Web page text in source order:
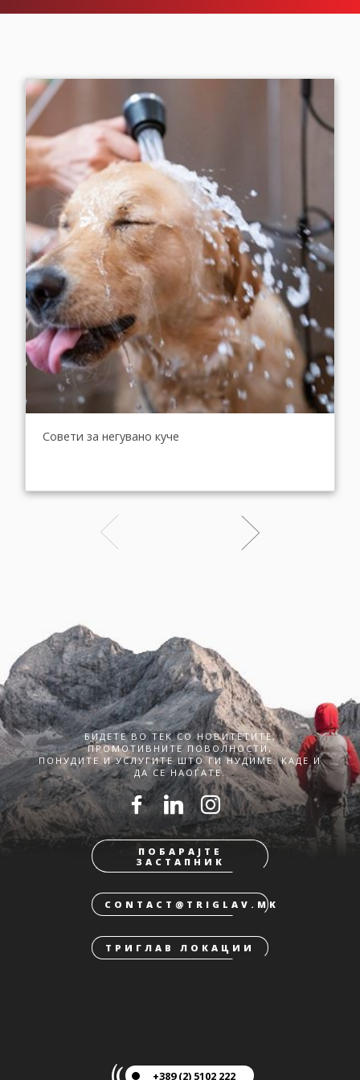
Совети за негувано куче
БИДЕТЕ ВО ТЕК СО НОВИТЕТИТЕ,
ПРОМОТИВНИТЕ ПОВОЛНОСТИ,
ПОНУДИТЕ И УСЛУГИТЕ ШТО ГИ НУДИМЕ. КАДЕ И
ДА СЕ НАОЃАТЕ.
ПОБАРАЈТЕ
ЗАСТАПНИК
CONTACT@TRIGLAV.MK
ТРИГЛАВ ЛОКАЦИИ
+389 (2) 5102 222